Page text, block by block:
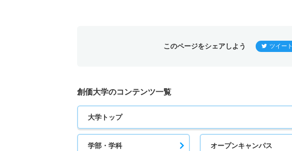
このページをシェアしよう ツイート
創価大学のコンテンツ一覧
大学トップ
学部・学科 オープンキャンパス